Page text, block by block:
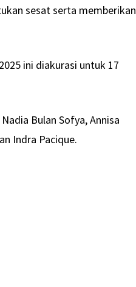
sesat serta memberikan
ini diakurasi untuk 17
Bulan Sofya, Annisa
Indra Pacique.